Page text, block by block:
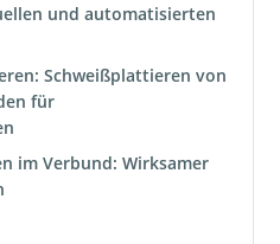
und automatisierten
Schweißplattieren von
für
im Verbund: Wirksamer